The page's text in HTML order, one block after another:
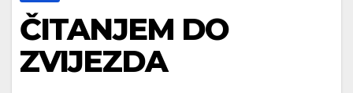
ČITANJEM DO
ZVIJEZDA